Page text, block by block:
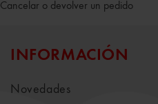
Cancelar o devolver un pedido
INFORMACIÓN
Novedades